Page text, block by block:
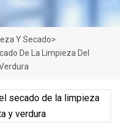
Y Secado>
De La Limpieza Del